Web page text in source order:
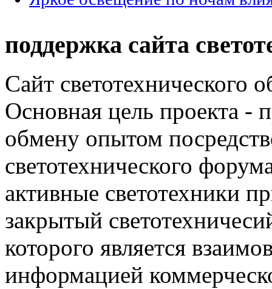
поддержка сайта
Сайт светотехнического
Основная цель проекта -
обмену опытом
светотехнического
активные светотехники
закрытый
которого является
информацией